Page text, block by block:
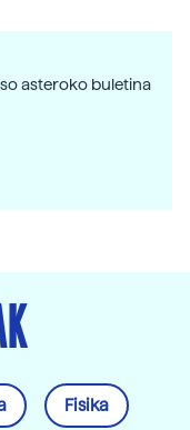
asteroko buletina
Fisika